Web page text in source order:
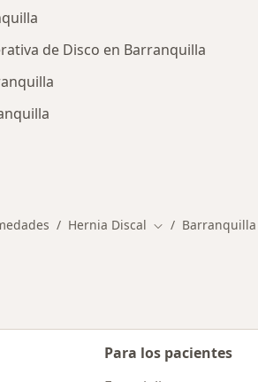
de Disco en Barranquilla
Hernia Discal Cambiar de ciudad
Barranquilla
Para los pacientes